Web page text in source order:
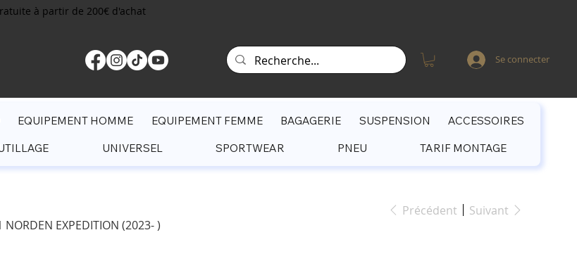
à partir de 200€ d'achat
Se connecter
NORDEN EXPEDITION (2023- )
Précédent Suivant
EQUIPEMENT HOMME EQUIPEMENT FEMME BAGAGERIE SUSPENSION ACCESSOIRES
UNIVERSEL SPORTWEAR PNEU TARIF MONTAGE